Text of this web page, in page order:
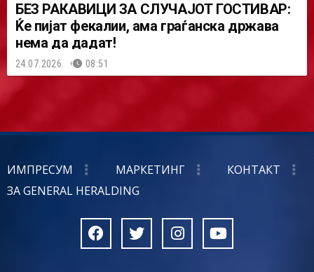
БЕЗ РАКАВИЦИ ЗА СЛУЧАЈОТ ГОСТИВАР:
Ќе пијат фекалии, ама граѓанска држава
нема да дадат!
24.07.2026. 08:51
ИМПРЕСУМ МАРКЕТИНГ
КОНТАКТ
ЗА GENERAL HERALDING